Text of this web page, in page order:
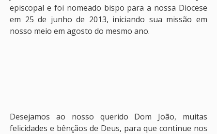
episcopal e foi nomeado bispo para a nossa Diocese
em 25 de junho de 2013, iniciando sua missão em
nosso meio em agosto do mesmo ano.
Desejamos ao nosso querido Dom João, muitas
felicidades e bênçãos de Deus, para que continue nos